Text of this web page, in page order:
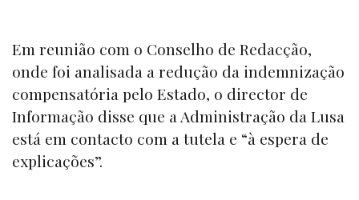
Em reunião com o Conselho de Redacção,
onde foi analisada a redução da indemnização
compensatória pelo Estado, o director de
Informação disse que a Administração da Lusa
está em contacto com a tutela e “à espera de
explicações”.